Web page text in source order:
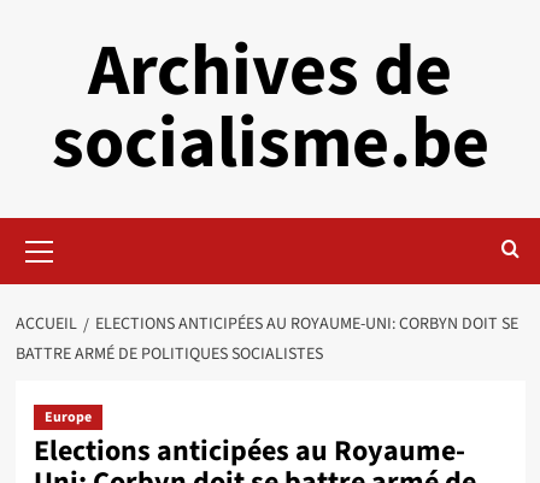
Archives de
socialisme.be
principal
ACCUEIL
ELECTIONS ANTICIPÉES AU ROYAUME-UNI: CORBYN DOIT SE
BATTRE ARMÉ DE POLITIQUES SOCIALISTES
Europe
Elections anticipées au Royaume-